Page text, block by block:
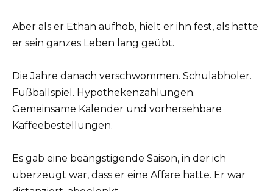
Aber als er Ethan aufhob, hielt er ihn fest, als hätte
er sein ganzes Leben lang geübt.
Die Jahre danach verschwommen. Schulabholer.
Fußballspiel. Hypothekenzahlungen.
Gemeinsame Kalender und vorhersehbare
Kaffeebestellungen.
Es gab eine beängstigende Saison, in der ich
überzeugt war, dass er eine Affäre hatte. Er war